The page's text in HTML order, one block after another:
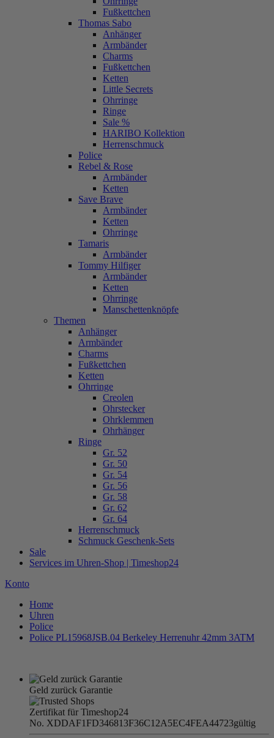
Fußkettchen
Thomas Sabo
Anhänger
Armbänder
Charms
Fußkettchen
Ketten
Little Secrets
Ohrringe
Ringe
Sale %
HARIBO Kollektion
Herrenschmuck
Police
Rebel & Rose
Armbänder
Ketten
Save Brave
Armbänder
Ketten
Ohrringe
Tamaris
Armbänder
Tommy Hilfiger
Armbänder
Ketten
Ohrringe
Manschettenknöpfe
Themen
Anhänger
Armbänder
Charms
Fußkettchen
Ketten
Ohrringe
Creolen
Ohrstecker
Ohrklemmen
Ohrhänger
Ringe
Gr. 52
Gr. 50
Gr. 54
Gr. 56
Gr. 58
Gr. 62
Gr. 64
Herrenschmuck
Schmuck Geschenk-Sets
Sale
Services im Uhren-Shop | Timeshop24
Konto
Home
Uhren
Police
Police PL15968JSB.04 Berkeley Herrenuhr 42mm 3ATM
Geld zurück Garantie
Zertifikat für Timeshop24
No. XDDAF1FD346813F36C12A5EC4FEA44723gültig